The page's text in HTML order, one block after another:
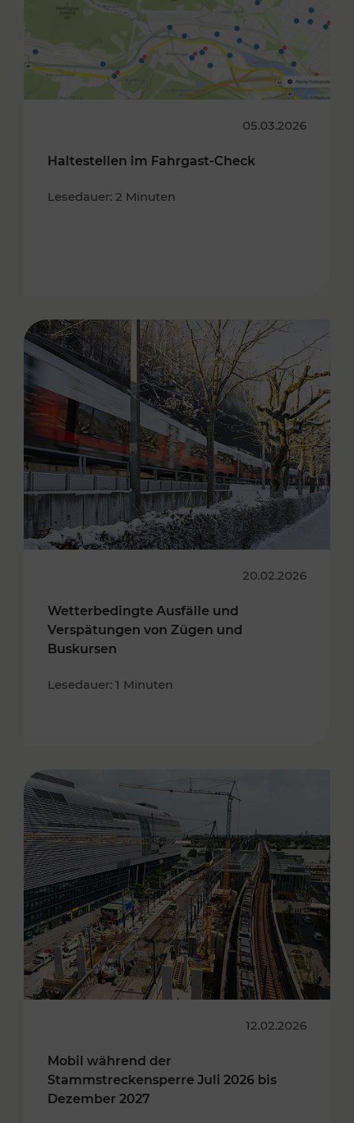
05.03.2026
Haltestellen im Fahrgast-Check
Lesedauer: 2 Minuten
20.02.2026
Wetterbedingte Ausfälle und
Verspätungen von Zügen und
Buskursen
Lesedauer: 1 Minuten
12.02.2026
Mobil während der
Stammstreckensperre Juli 2026 bis
Dezember 2027